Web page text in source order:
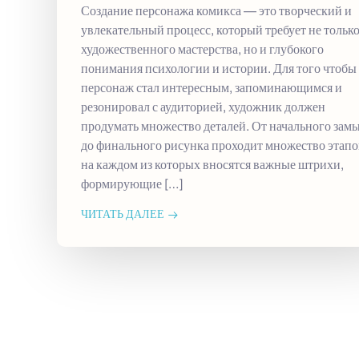
Создание персонажа комикса — это творческий и
увлекательный процесс, который требует не только
художественного мастерства, но и глубокого
понимания психологии и истории. Для того чтобы
персонаж стал интересным, запоминающимся и
резонировал с аудиторией, художник должен
продумать множество деталей. От начального
до финального рисунка проходит множество
на каждом из которых вносятся важные штрихи,
формирующие […]
ЧИТАТЬ ДАЛЕЕ